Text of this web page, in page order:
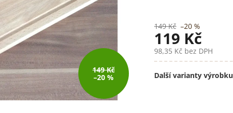
149 Kč
–20 % Další varianty výrobku
149 Kč –20 %
119 Kč
98,35 Kč bez DPH
Měrná
cena: